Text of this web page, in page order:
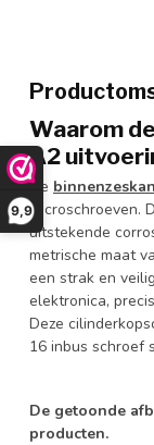
9,9
Waarom
A2
De
Microschroeven.
uitstekende
metrische maat
een strak en
elektronica,
Deze
16 inbus schroef
De getoonde
producten.